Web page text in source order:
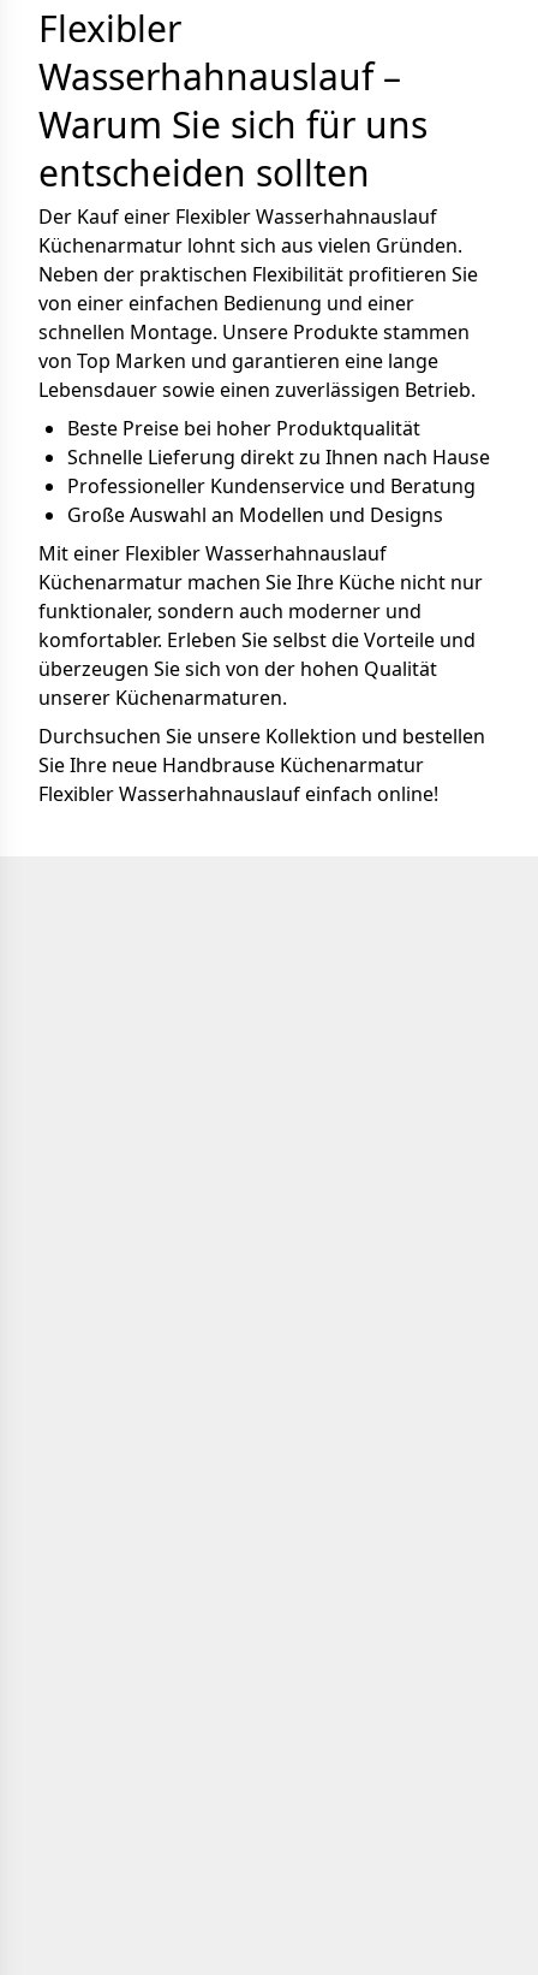
Flexibler
Wasserhahnauslauf –
Warum Sie sich für uns
entscheiden sollten
Der Kauf einer Flexibler Wasserhahnauslauf
Küchenarmatur lohnt sich aus vielen Gründen.
Neben der praktischen Flexibilität profitieren Sie
von einer einfachen Bedienung und einer
schnellen Montage. Unsere Produkte stammen
von Top Marken und garantieren eine lange
Lebensdauer sowie einen zuverlässigen Betrieb.
Beste Preise bei hoher Produktqualität
Schnelle Lieferung direkt zu Ihnen nach Hause
Professioneller Kundenservice und Beratung
Große Auswahl an Modellen und Designs
Mit einer Flexibler Wasserhahnauslauf
Küchenarmatur machen Sie Ihre Küche nicht nur
funktionaler, sondern auch moderner und
komfortabler. Erleben Sie selbst die Vorteile und
überzeugen Sie sich von der hohen Qualität
unserer Küchenarmaturen.
Durchsuchen Sie unsere Kollektion und bestellen
Sie Ihre neue Handbrause Küchenarmatur
Flexibler Wasserhahnauslauf einfach online!